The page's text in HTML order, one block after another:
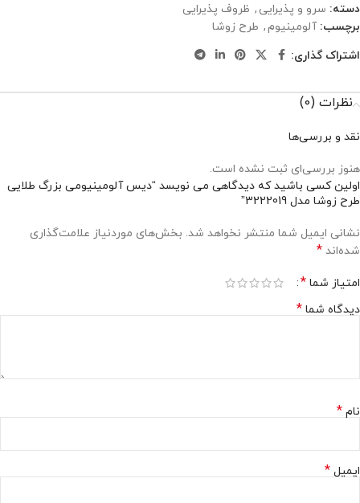
دسته: سرو و پذیرایی , ظروف پذیرایی
برچسب: آلومینیوم, طرح زوشا
اشتراک گذاری:
نظرات (0)
نقد و بررسی‌ها
هنوز بررسی‌ای ثبت نشده است.
اولین کسی باشید که دیدگاهی می نویسد “دیس آلومینیومی بزرگ طلایی
طرح زوشا مدل 3222019”
نشانی ایمیل شما منتشر نخواهد شد. بخش‌های موردنیاز علامت‌گذاری
شده‌اند *
امتیاز شما *
دیدگاه شما *
نام *
ایمیل *